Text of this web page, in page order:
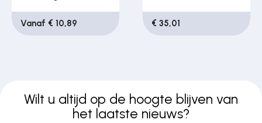
Vanaf € 10,89 € 35,01
Wilt u altijd op de hoogte blijven van
het laatste nieuws?